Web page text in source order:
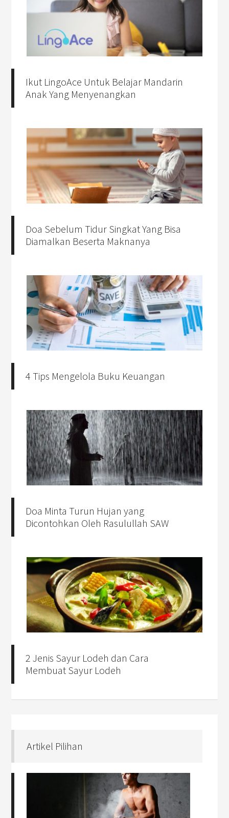
Ikut LingoAce Untuk Belajar Mandarin
Anak Yang Menyenangkan
Doa Sebelum Tidur Singkat Yang Bisa
Diamalkan Beserta Maknanya
4 Tips Mengelola Buku Keuangan
Doa Minta Turun Hujan yang
Dicontohkan Oleh Rasulullah SAW
2 Jenis Sayur Lodeh dan Cara
Membuat Sayur Lodeh
Artikel Pilihan